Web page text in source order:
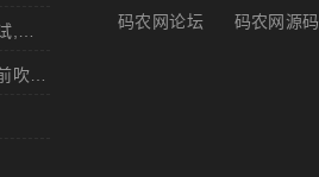
2026年8月03日 程序员老黄历，宜:在妹子面前吹牛,浏览成人网站
码农网论坛
码农网源码